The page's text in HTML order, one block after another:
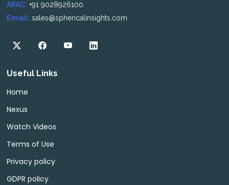
APAC: +91 9028926100
Email: sales@sphericalinsights.com
Useful Links
Home
Nexus
Watch Videos
Terms of Use
Privacy policy
GDPR policy